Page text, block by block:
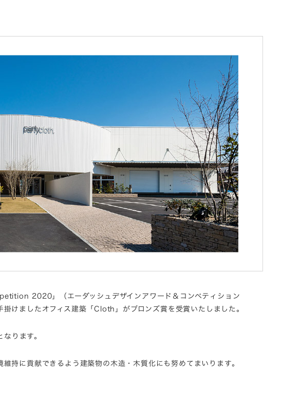
2020」（エーダッシュデザインアワード＆コンペティション
ましたオフィス建築「Cloth」がブロンズ賞を受賞いたしました。
ります。
持に貢献できるよう建築物の木造・木質化にも努めてまいります。